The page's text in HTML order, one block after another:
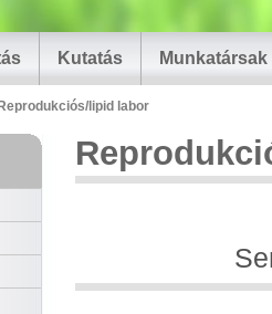
Kutatás Munkatársak
Reprodukciós/lipid labor